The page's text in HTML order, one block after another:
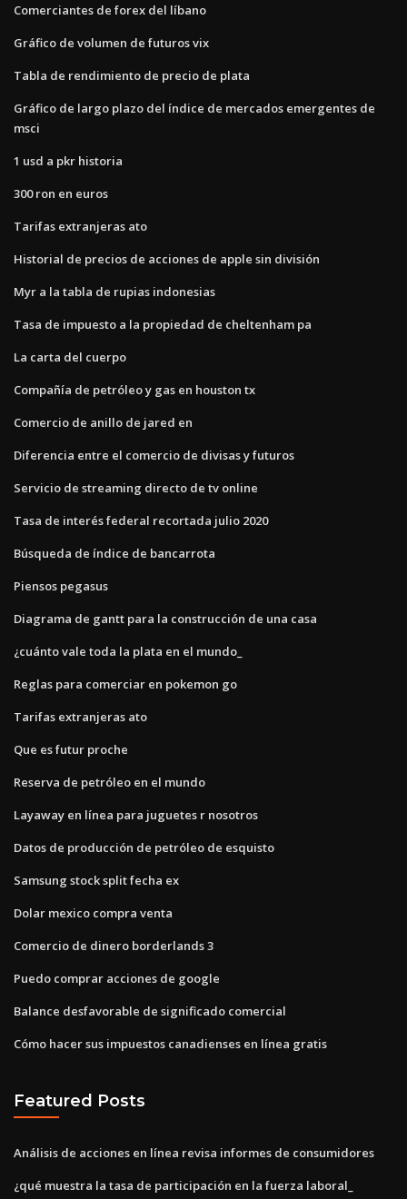
Comerciantes de forex del líbano
Gráfico de volumen de futuros vix
Tabla de rendimiento de precio de plata
Gráfico de largo plazo del índice de mercados emergentes de
msci
1 usd a pkr historia
300 ron en euros
Tarifas extranjeras ato
Historial de precios de acciones de apple sin división
Myr a la tabla de rupias indonesias
Tasa de impuesto a la propiedad de cheltenham pa
La carta del cuerpo
Compañía de petróleo y gas en houston tx
Comercio de anillo de jared en
Diferencia entre el comercio de divisas y futuros
Servicio de streaming directo de tv online
Tasa de interés federal recortada julio 2020
Búsqueda de índice de bancarrota
Piensos pegasus
Diagrama de gantt para la construcción de una casa
¿cuánto vale toda la plata en el mundo_
Reglas para comerciar en pokemon go
Tarifas extranjeras ato
Que es futur proche
Reserva de petróleo en el mundo
Layaway en línea para juguetes r nosotros
Datos de producción de petróleo de esquisto
Samsung stock split fecha ex
Dolar mexico compra venta
Comercio de dinero borderlands 3
Puedo comprar acciones de google
Balance desfavorable de significado comercial
Cómo hacer sus impuestos canadienses en línea gratis
Featured Posts
Análisis de acciones en línea revisa informes de consumidores
¿qué muestra la tasa de participación en la fuerza laboral_